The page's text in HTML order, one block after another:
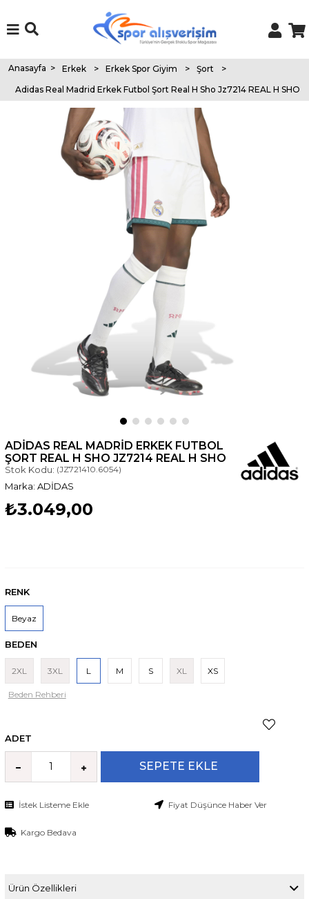
Anasayfa > Erkek > Erkek Spor Giyim > Şort
>
Adidas Real Madrid Erkek Futbol Şort Real H Sho Jz7214 REAL H SHO
ADIDAS REAL MADRID ERKEK FUTBOL
ŞORT REAL H SHO JZ7214 REAL H SHO
Stok Kodu: (JZ721410.6054)
ADİDAS
₺3.049,00
RENK
Beyaz
BEDEN
2XL 3XL L M S XL XS
Beden Rehberi
ADET
İstek Listeme Ekle Fiyat Düşünce Haber Ver
Kargo Bedava
Ürün Özellikleri